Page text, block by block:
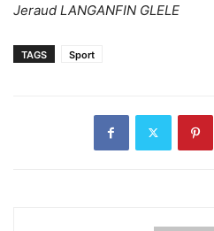
Jeraud LANGANFIN GLELE
TAGS Sport